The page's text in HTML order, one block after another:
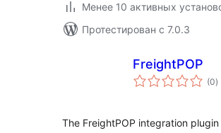
Менее 10 активных
Протестирован с 7.0.3
FreightPOP
(0)
The FreightPOP integration